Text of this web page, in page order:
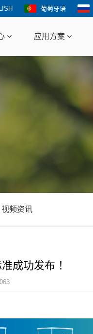
葡萄牙语
应用方案
视频资讯
成功发布 ！